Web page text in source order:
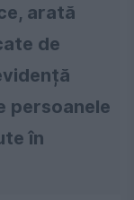
arată
de
persoanele
în